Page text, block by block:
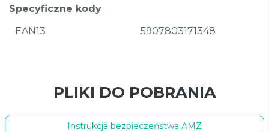
Specyficzne kody
EAN13
5907803171348
PLIKI DO POBRANIA
Instrukcja bezpieczeństwa AMZ